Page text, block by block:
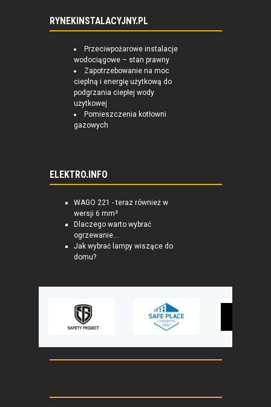
RYNEKINSTALACYJNY.PL
Przeciwpożarowe instalacje
wodociągowe – stan prawny
Zapotrzebowanie na moc
cieplną i energię użytkową do
podgrzania ciepłej wody
użytkowej
Pomieszczenia kotłowni
gazowych
ELEKTRO.INFO
WAGO 221 - teraz również w
wersji 6 mm²
Dlaczego warto wybrać
ogrzewanie...
Jak wybrać lampy wiszące do
domu?